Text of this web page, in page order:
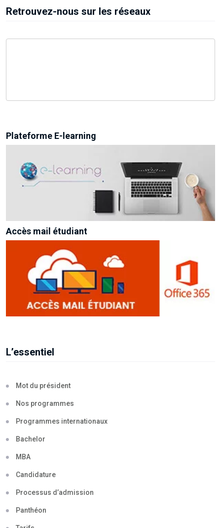
Retrouvez-nous sur les réseaux
Plateforme E-learning
Accès mail étudiant
L’essentiel
Mot du président
Nos programmes
Programmes internationaux
Bachelor
MBA
Candidature
Processus d’admission
Panthéon